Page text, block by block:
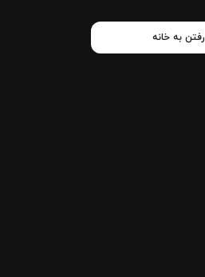
رفتن به خانه